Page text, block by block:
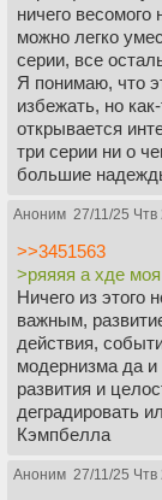
ничего
можно легко
серии, все
Я понимаю, что
избежать, но
открывается
три серии ни о
большие
Аноним 27/11/25 Чтв
>>3451563
>ряяяя а хде
Ничего из этого
важным,
действия,
модернизма да и
развития и
деградировать
Кэмпбелла
Аноним 27/11/25 Чтв